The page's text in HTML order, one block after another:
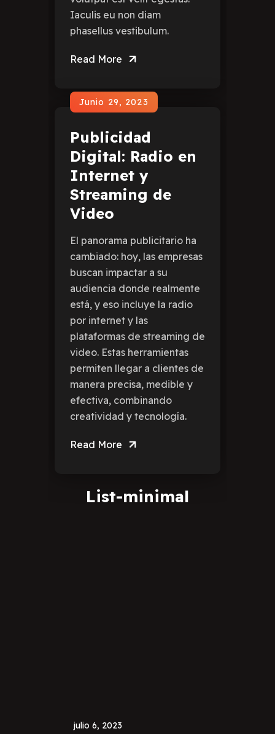
Iaculis eu non diam
phasellus vestibulum.
Read More
Junio 29, 2023
Publicidad
Digital: Radio en
Internet y
Streaming de
Video
El panorama publicitario ha
cambiado: hoy, las empresas
buscan impactar a su
audiencia donde realmente
está, y eso incluye la radio
por internet y las
plataformas de streaming de
video. Estas herramientas
permiten llegar a clientes de
manera precisa, medible y
efectiva, combinando
creatividad y tecnología.
Read More
List-minimal
julio 6, 2023